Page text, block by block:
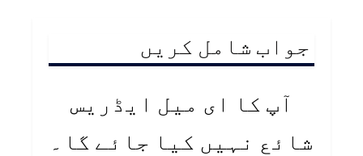
جواب شامل کریں
آپ کا ای میل ایڈریس
شائع نہیں کیا جائے گا۔